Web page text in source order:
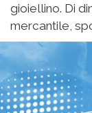
gioiellino. Di
mercantile,